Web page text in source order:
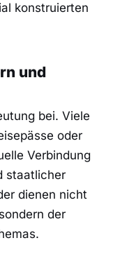
konstruierten
und
bei. Viele
oder
Verbindung
staatlicher
dienen nicht
der